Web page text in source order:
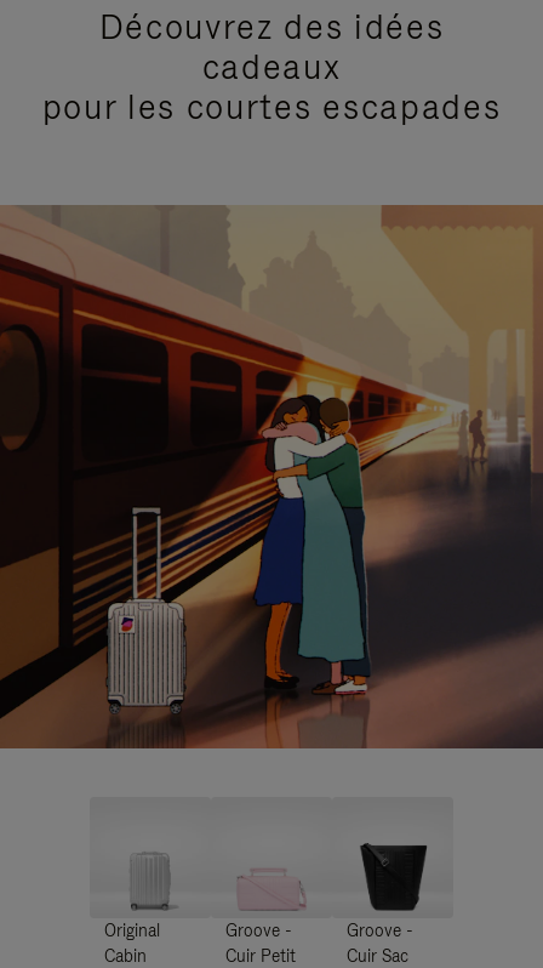
Découvrez des idées
cadeaux
pour les courtes escapades
Original
Cabin
Groove -
Cuir Petit
Groove -
Cuir Sac